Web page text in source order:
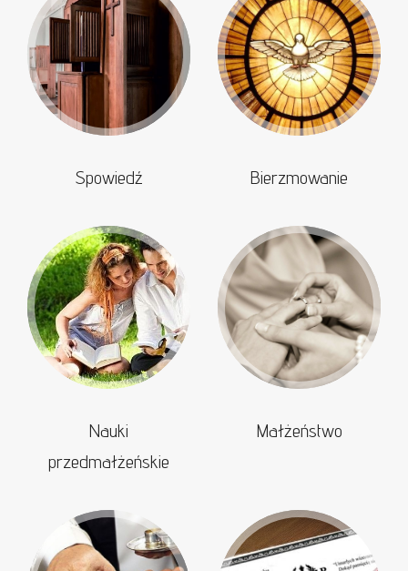
Spowiedź Bierzmowanie
Nauki
przedmałżeńskie
Małżeństwo